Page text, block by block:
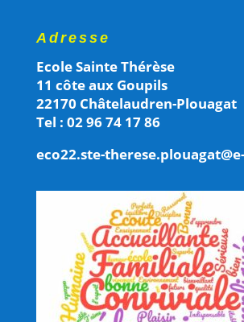
Adresse
Ecole Sainte Thérèse
11 côte aux Goupils
22170 Châtelaudren-Plouagat
Tel : 02 96 74 17 86
eco22.ste-